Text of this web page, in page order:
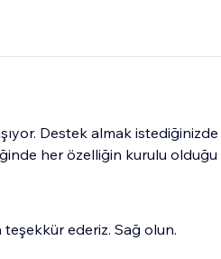
Destek almak
her özelliğin kurulu
ederiz. Sağ olun.